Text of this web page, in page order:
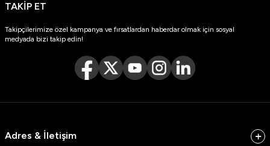
TAKİP ET
Takipçilerimize özel kampanya ve fırsatlardan haberdar olmak için sosyal
medyada bizi takip edin!
Adres & İletişim